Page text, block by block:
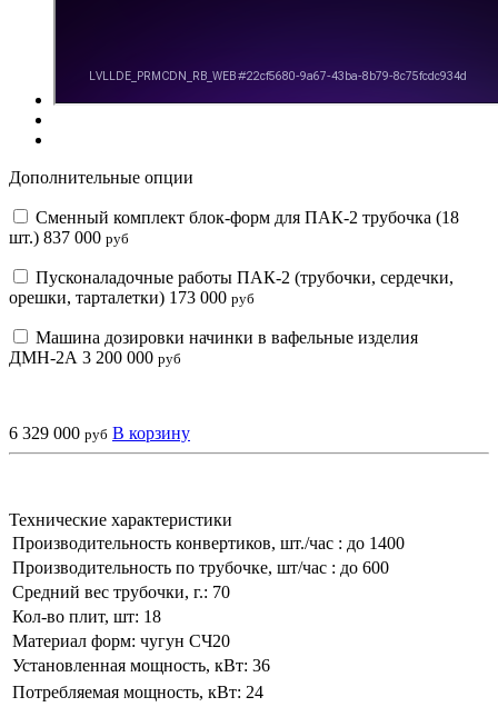
Дополнительные опции
Сменный комплект блок-форм для ПАК-2 трубочка (18
шт.) 837 000 руб
Пусконаладочные работы ПАК-2 (трубочки, сердечки,
орешки, тарталетки) 173 000 руб
Машина дозировки начинки в вафельные изделия
ДМН-2А 3 200 000 руб
6 329 000 руб В корзину
Технические характеристики
Производительность конвертиков, шт./час : до 1400
Производительность по трубочке, шт/час : до 600
Средний вес трубочки, г.: 70
Кол-во плит, шт: 18
Материал форм: чугун СЧ20
Установленная мощность, кВт: 36
Потребляемая мощность, кВт: 24